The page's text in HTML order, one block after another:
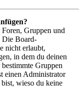
Gruppen und
Die Board-
nicht erlaubt,
in dem du deinen
Gruppen
einen Administrator
wieso du keine